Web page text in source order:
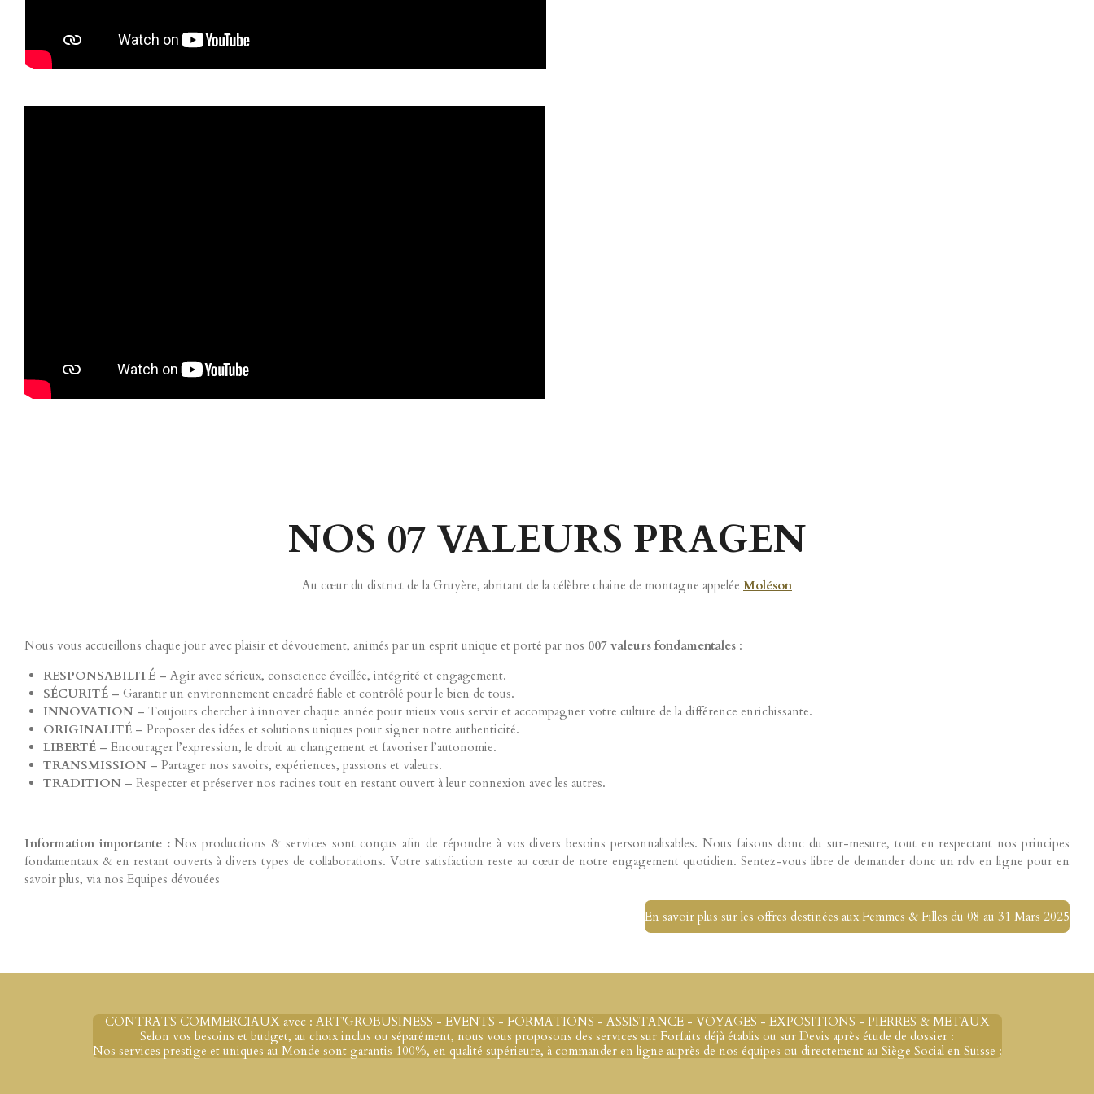
NOS 07 VALEURS PRAGEN
Au cœur du district de la Gruyère, abritant de la célèbre chaine de montagne appelée Moléson
Nous vous accueillons chaque jour avec plaisir et dévouement, animés par un esprit unique et porté par nos 007 valeurs fondamentales :
RESPONSABILITÉ– Agir avec sérieux, conscience éveillée, intégrité et engagement.
SÉCURITÉ– Garantir un environnement encadré fiable et contrôlé pour le bien de tous.
INNOVATION – Toujours chercher à innover chaque année pour mieux vous servir et accompagner votre culture de la différence enrichissante.
ORIGINALITÉ– Proposer des idées et solutions uniques pour signer notre authenticité.
LIBERTÉ– Encourager l’expression, le droit au changement et favoriser l’autonomie.
TRANSMISSION – Partager nos savoirs, expériences, passions et valeurs.
TRADITION – Respecter et préserver nos racines tout en restant ouvert à leur connexion avec les autres.
Information importante :Nos productions & services sont conçus afin de répondre à vos divers besoins personnalisables. Nous faisons donc du sur-mesure, tout en respectant nos principes
fondamentaux & en restant ouverts à divers types de collaborations. Votre satisfaction reste au cœur de notre engagement quotidien. Sentez-vous libre de demander donc un rdv en ligne pour en
savoir plus, via nos Equipes dévouées
En savoir plus sur les offres destinées aux Femmes & Filles du 08 au 31 Mars 2025
CONTRATS COMMERCIAUX avec : ART'GROBUSINESS - EVENTS - FORMATIONS - ASSISTANCE - VOYAGES - EXPOSITIONS - PIERRES & METAUX
Selon vos besoins et budget, au choix inclus ou séparément, nous vous proposons des services sur Forfaits déjà établis ou sur Devis après étude de dossier :
Nos services prestige et uniques au Monde sont garantis 100%, en qualité supérieure, à commander en ligne auprès de nos équipes ou directement au Siège Social en Suisse :